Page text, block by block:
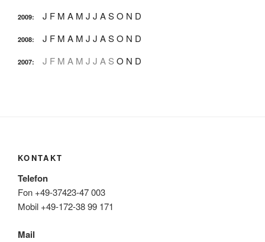
2009: J F M A M J J ASO N D
2008: J F M A M J J ASO N D
2007: J F M A M J J A S O N D
KONTAKT
Telefon
Fon +49-37423-47 003
Mobil +49-172-38 99 171
Mail